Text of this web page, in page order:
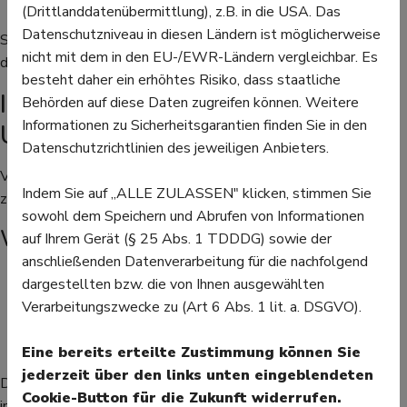
So werden die Abwehrkräfte bei Kindern gestärkt, ohne dass
die Ernährung kompliziert oder aufwendig wird.
Immunsystem stärken:
Unterstützung aus der Apotheke
Viele Eltern greifen zusätzlich auf Produkte aus der Apotheke
zurück, um das Immunsystem zu stärken.
Was bietet die Apotheke?
Vitaminpräparate (z. B. Vitamin D, C)
Immunstärkende Säfte oder Tropfen
Pflanzliche Produkte
Die Apotheke bietet dabei nicht nur Produkte, sondern auch
(Drittlanddatenübermittlung), z.B. in die USA. Das
Datenschutzniveau in diesen Ländern ist möglicherweise
nicht mit dem in den EU-/EWR-Ländern vergleichbar. Es
besteht daher ein erhöhtes Risiko, dass staatliche
Behörden auf diese Daten zugreifen können. Weitere
Informationen zu Sicherheitsgarantien finden Sie in den
Datenschutzrichtlinien des jeweiligen Anbieters.
Indem Sie auf „ALLE ZULASSEN" klicken, stimmen Sie
sowohl dem Speichern und Abrufen von Informationen
auf Ihrem Gerät (§ 25 Abs. 1 TDDDG) sowie der
anschließenden Datenverarbeitung für die nachfolgend
dargestellten bzw. die von Ihnen ausgewählten
Verarbeitungszwecke zu (Art 6 Abs. 1 lit. a. DSGVO).
Eine bereits erteilte Zustimmung können Sie
jederzeit über den links unten eingeblendeten
Cookie-Button für die Zukunft widerrufen.